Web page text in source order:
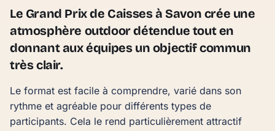
Le Grand Prix de Caisses à Savon crée une
atmosphère outdoor détendue tout en
donnant aux équipes un objectif commun
très clair.
Le format est facile à comprendre, varié dans son
rythme et agréable pour différents types de
participants. Cela le rend particulièrement attractif